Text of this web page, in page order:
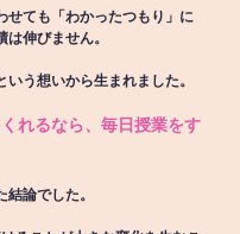
せても「わかったつもり」に
伸びません。
う想いから生まれました。
れるなら、毎日授業をす
論でした。